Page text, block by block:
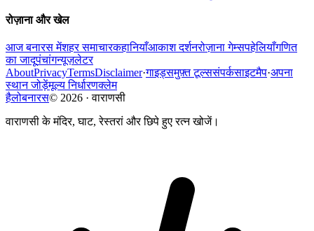
रोज़ाना और खेल
आज बनारस मेंशहर समाचारकहानियाँआकाश दर्शनरोज़ाना गेम्सपहेलियाँगणित
का जादूपंचांगन्यूज़लेटर
AboutPrivacyTermsDisclaimer·गाइड्समुफ़्त टूल्ससंपर्कसाइटमैप·अपना
स्थान जोड़ेंमूल्य निर्धारणक्लेम
हैलोबनारस© 2026 ·वाराणसी
वाराणसी के मंदिर, घाट, रेस्तरां और छिपे हुए रत्न खोजें।